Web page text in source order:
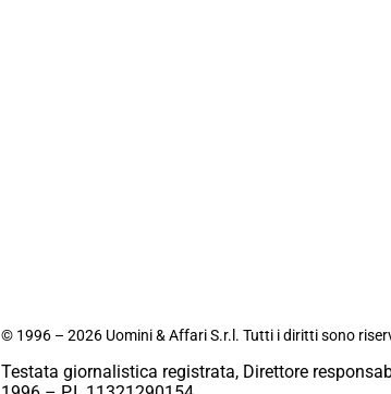
© 1996 – 2026 Uomini & Affari S.r.l. Tutti i diritti sono
Testata giornalistica registrata, Direttore